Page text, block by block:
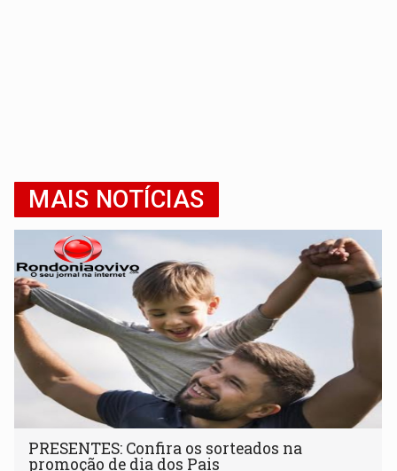
MAIS NOTÍCIAS
PRESENTES: Confira os sorteados na
promoção de dia dos Pais